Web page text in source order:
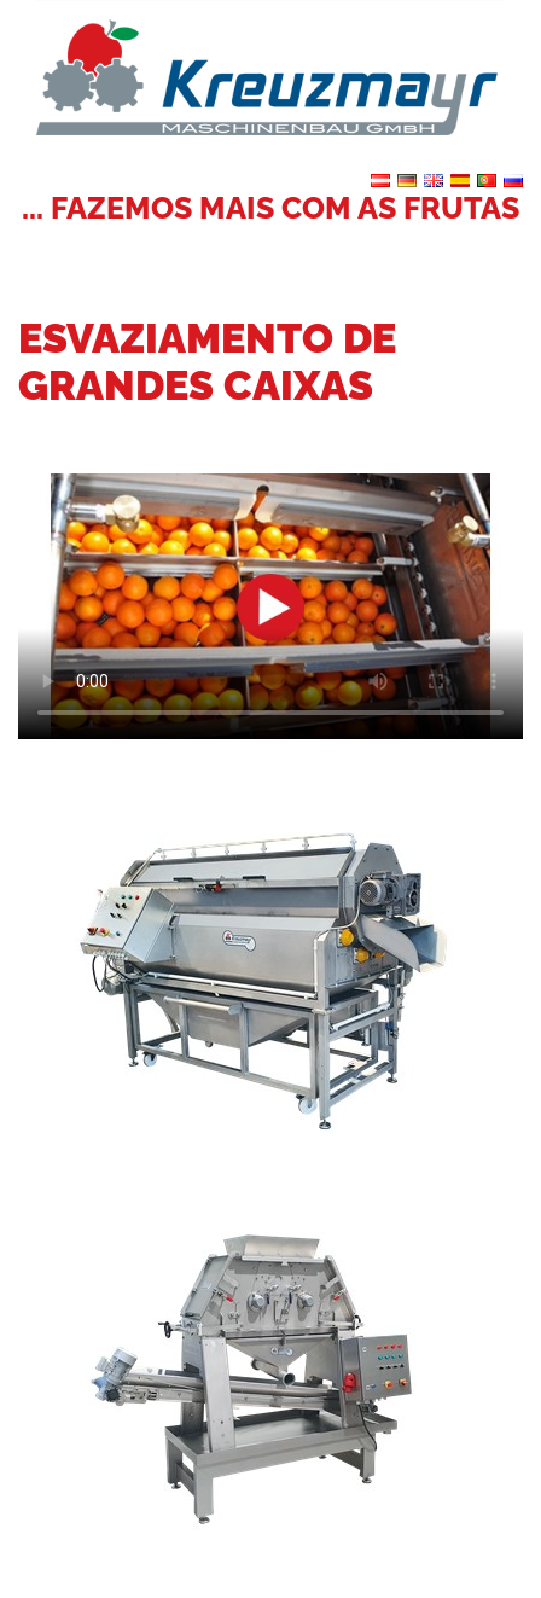
... FAZEMOS MAIS COM AS FRUTAS
ESVAZIAMENTO DE
GRANDES CAIXAS